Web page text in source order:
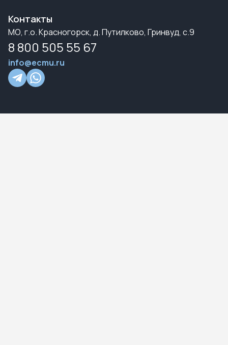
Контакты
МО, г.о. Красногорск, д. Путилково, Гринвуд, с.9
8 800 505 55 67
info@ecmu.ru